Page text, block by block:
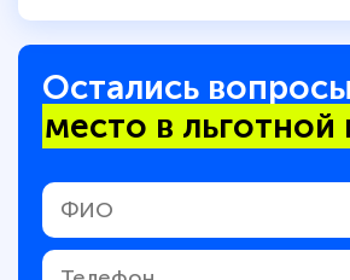
Остались
место в льготной